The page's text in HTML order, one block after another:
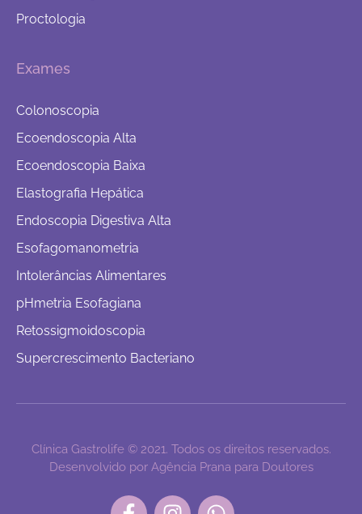
Proctologia
Exames
Colonoscopia
Ecoendoscopia Alta
Ecoendoscopia Baixa
Elastografia Hepática
Endoscopia Digestiva Alta
Esofagomanometria
Intolerâncias Alimentares
pHmetria Esofagiana
Retossigmoidoscopia
Supercrescimento Bacteriano
Clínica Gastrolife © 2021. Todos os direitos reservados.
Desenvolvido por Agência Prana para Doutores